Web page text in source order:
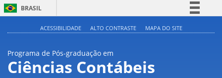
BRASIL
Acesso à informação
ACESSIBILIDADE ALTO CONTRASTE MAPA DO SITE
Programa de Pós-graduação em
Ciências Contábeis